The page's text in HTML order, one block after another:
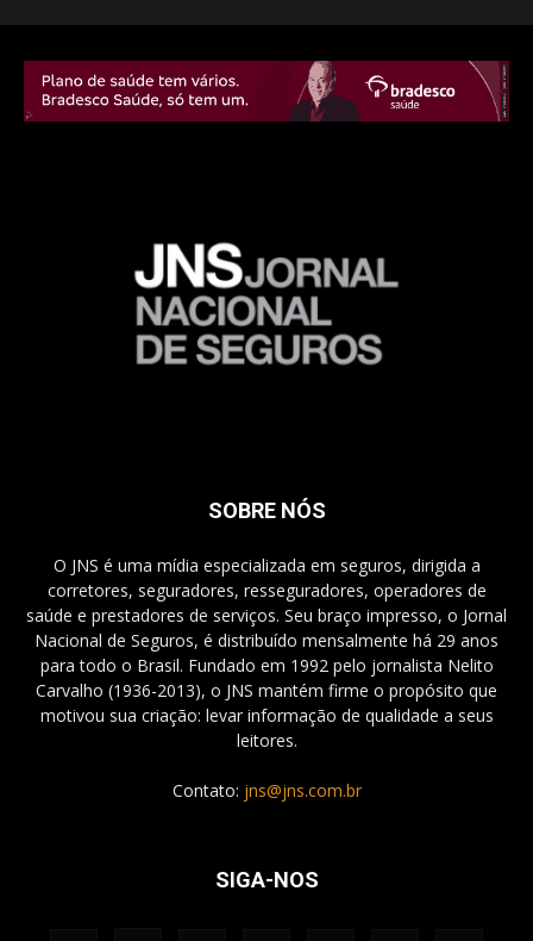
SOBRE NÓS
O JNS é uma mídia especializada em seguros, dirigida a
corretores, seguradores, resseguradores, operadores de
saúde e prestadores de serviços. Seu braço impresso, o Jornal
Nacional de Seguros, é distribuído mensalmente há 29 anos
para todo o Brasil. Fundado em 1992 pelo jornalista Nelito
Carvalho (1936-2013), o JNS mantém firme o propósito que
motivou sua criação: levar informação de qualidade a seus
leitores.
Contato: jns@jns.com.br
SIGA-NOS